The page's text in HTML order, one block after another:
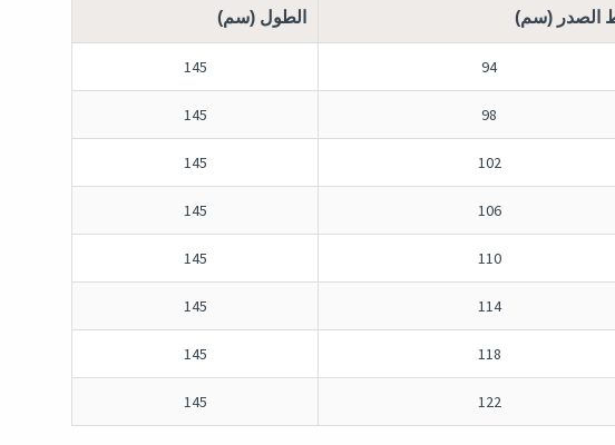
الصدر (سم) الطول (سم)
94
145
98
145
102
145
106
145
110
145
114
145
118
145
122
145